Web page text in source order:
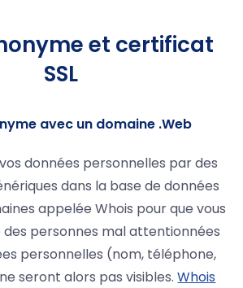
et certificat
SSL
avec un domaine .Web
données personnelles par des
dans la base de données
appelée Whois pour que vous
personnes mal attentionnées
personnelles (nom, téléphone,
seront alors pas visibles.Whois